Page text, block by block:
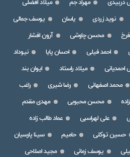
دربیدی مهراد جم
میلاد افضلی
نوید زردی یاسان
یوسف جمالی
محسن چاوشی
آرون افشار
احمد فیلی احسان پایا
نیوداد
احمدیانی میلاد راستاد
ایوان بند
محمد اصفهانی رضا شیری
راغب
محسن محبوبی
مهدی مقدم
علی لهراسبی
عماد طالب زاده
حسین توکلی حامیم
سینا پارسیان
یوسف زمانی مجید اصلاحی